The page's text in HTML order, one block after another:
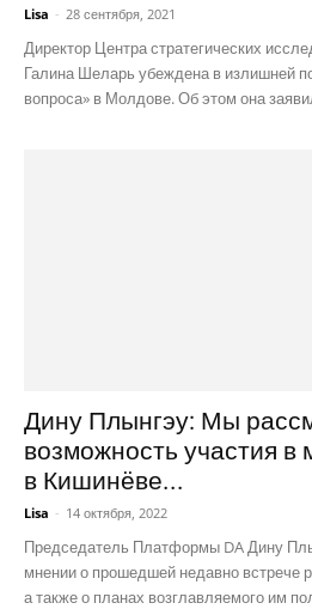
Lisa - 28 сентября, 2021
Директор Центра стратегических
Галина Шеларь убеждена в излишней
вопроса» в Молдове. Об этом она
Дину Плынгэу: Мы
возможность участия
в Кишинёве...
Lisa - 14 октября, 2022
Председатель Платформы DA Дину
мнении о прошедшей недавно встрече
а также о планах возглавляемого им